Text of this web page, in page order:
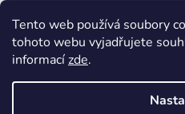
Tento web používá soubory
tohoto webu vyjadřujete
informacízde.